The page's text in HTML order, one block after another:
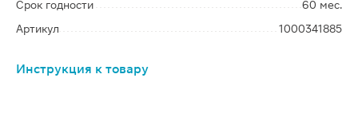
Срок годности
60 мес.
Артикул
1000341885
Инструкция к товару